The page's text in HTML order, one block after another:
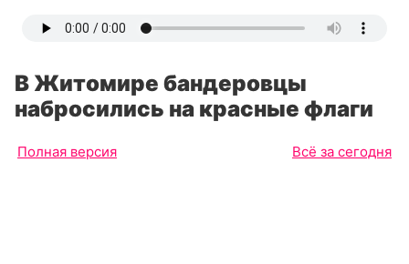
В Житомире бандеровцы
набросились на красные флаги
Полная версия Всё за сегодня